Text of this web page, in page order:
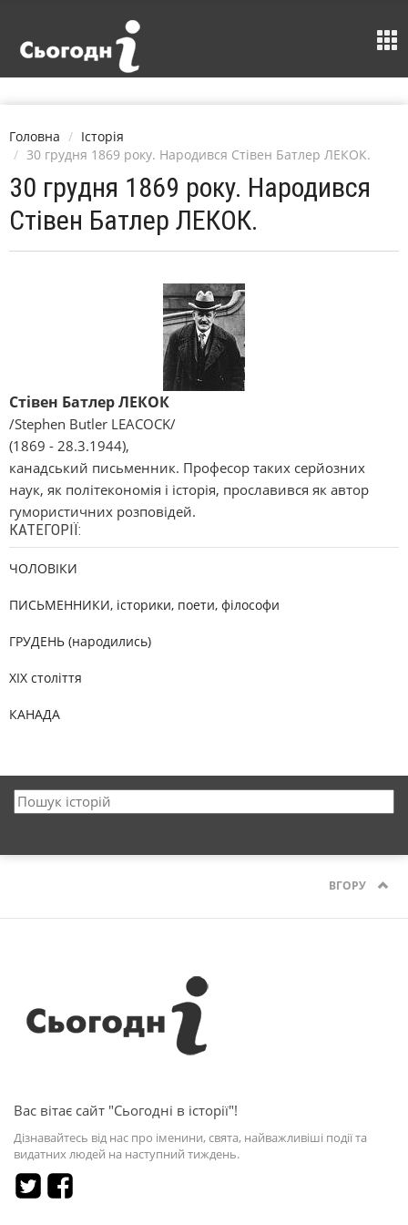
Головна
Історія
30 грудня 1869 року. Народився Стівен Батлер ЛЕКОК.
30 грудня 1869 року. Народився
Стівен Батлер ЛЕКОК.
Стівен Батлер ЛЕКОК
/Stephen Butler LEACOCK/
(1869 - 28.3.1944),
канадський письменник. Професор таких серйозних
наук, як політекономія і історія, прославився як автор
гумористичних розповідей.
КАТЕГОРІЇ:
ЧОЛОВІКИ
ПИСЬМЕННИКИ, історики, поети, філософи
ГРУДЕНЬ (народились)
XIX століття
КАНАДА
ВГОРУ
Вас вітає сайт "Сьогодні в історії"!
Дізнавайтесь від нас про іменини, свята, найважливіші події та
видатних людей на наступний тиждень.